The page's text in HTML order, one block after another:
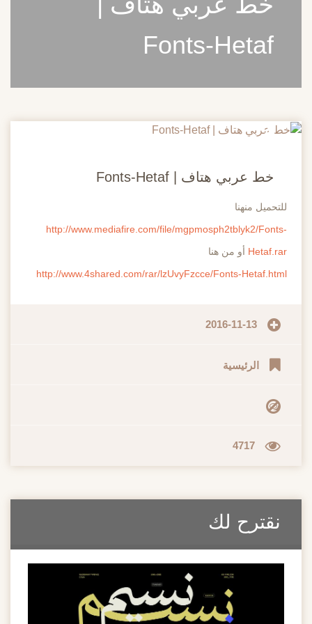
Fonts-Hetaf
20
خط عربي هتاف | Fonts-Hetaf
للتحميل منهنا
http://www.mediafire.com/file/mgpmosph2tblyk2/Fonts-
Hetaf.rar أو من هنا
http://www.4shared.com/rar/lzUvyFzcce/Fonts-Hetaf.html
2016-11-13
الرئيسية
4717
نقترح لك